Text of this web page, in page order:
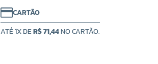
CARTÃO
ATÉ 1X DER$ 71,44NO CARTÃO.